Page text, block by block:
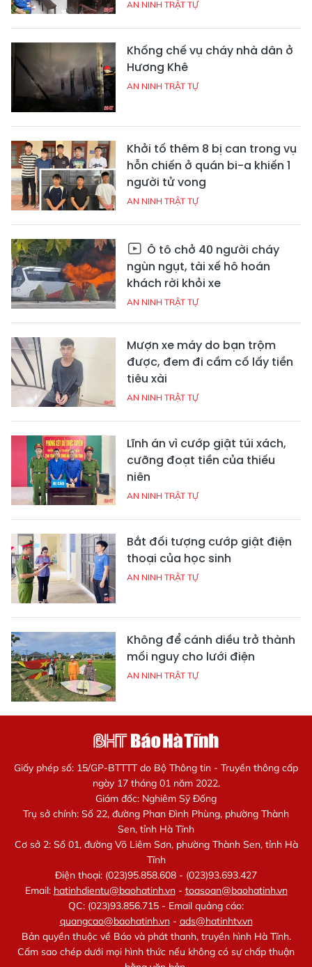
AN NINH TRẬT TỰ
Khống chế vụ cháy nhà dân ở
Hương Khê
AN NINH TRẬT TỰ
Khởi tố thêm 8 bị can trong vụ
hỗn chiến ở quán bi-a khiến 1
người tử vong
AN NINH TRẬT TỰ
Ô tô chở 40 người cháy
ngùn ngụt, tài xế hô hoán
khách rời khỏi xe
AN NINH TRẬT TỰ
Mượn xe máy do bạn trộm
được, đem đi cầm cố lấy tiền
tiêu xài
AN NINH TRẬT TỰ
Lĩnh án vì cướp giật túi xách,
cưỡng đoạt tiền của thiếu
niên
AN NINH TRẬT TỰ
Bắt đối tượng cướp giật điện
thoại của học sinh
AN NINH TRẬT TỰ
Không để cánh diều trở thành
mối nguy cho lưới điện
AN NINH TRẬT TỰ
Giấy phép số: 15/GP-BTTTT do Bộ Thông tin - Truyền thông cấp
ngày 17 tháng 01 năm 2022.
Giám đốc: Nghiêm Sỹ Đống
Trụ sở chính: Số 22, đường Phan Đình Phùng, phường Thành
Sen, tỉnh Hà Tĩnh
Cơ sở 2: Số 01, đường Võ Liêm Sơn, phường Thành Sen, tỉnh Hà
Tĩnh
Điện thoại: (023)95.858.608 - (023)93.693.427
Email: hatinhdientu@baohatinh.vn- toasoan@baohatinh.vn
QC: (023)93.856.715 - Email quảng cáo:
quangcao@baohatinh.vn- ads@hatinhtv.vn
Bản quyền thuộc về Báo và phát thanh, truyền hình Hà Tĩnh.
Cấm sao chép dưới mọi hình thức nếu không có sự chấp thuận